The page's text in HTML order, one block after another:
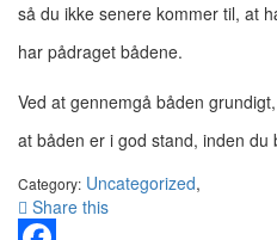
så du ikke senere kommer til, at
har pådraget bådene.
Ved at gennemgå båden
at båden er i god stand, inden
Category: Uncategorized,
Share this